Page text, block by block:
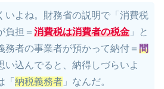
いよね。財務省の説明で「消費税
負担＝ 消費税は消費者の税金」と
務者の事業者が預かって納付＝ 間
い込んでると、納得しづらいよ
「 納税義務者」なんだ。